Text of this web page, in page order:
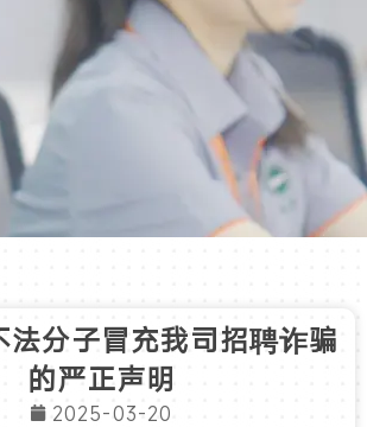
法分子冒充我司招聘诈骗
的严正声明
2025-03-20